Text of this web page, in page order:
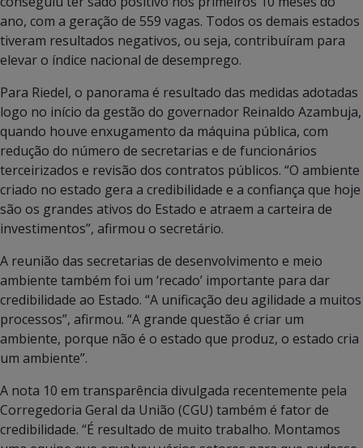
ano, com a geração de 559 vagas. Todos os demais estados
tiveram resultados negativos, ou seja, contribuíram para
elevar o índice nacional de desemprego.
Para Riedel, o panorama é resultado das medidas adotadas
logo no início da gestão do governador Reinaldo Azambuja,
quando houve enxugamento da máquina pública, com
redução do número de secretarias e de funcionários
terceirizados e revisão dos contratos públicos. “O ambiente
criado no estado gera a credibilidade e a confiança que hoje
são os grandes ativos do Estado e atraem a carteira de
investimentos”, afirmou o secretário.
A reunião das secretarias de desenvolvimento e meio
ambiente também foi um ‘recado’ importante para dar
credibilidade ao Estado. “A unificação deu agilidade a muitos
processos”, afirmou. “A grande questão é criar um
ambiente, porque não é o estado que produz, o estado cria
um ambiente”.
A nota 10 em transparência divulgada recentemente pela
Corregedoria Geral da União (CGU) também é fator de
credibilidade. “É resultado de muito trabalho. Montamos